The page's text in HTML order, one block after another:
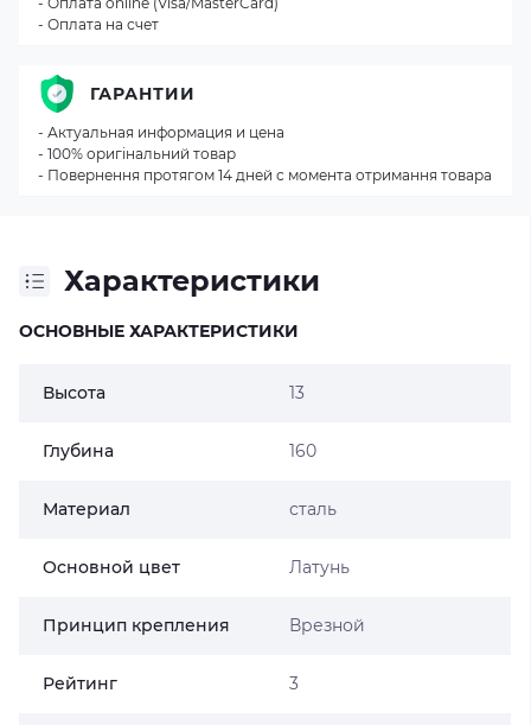
Характеристики
ОСНОВНЫЕ ХАРАКТЕРИСТИКИ
Высота 13
Глубина 160
Материал сталь
Основной цвет Латунь
Принцип крепления Врезной
Рейтинг 3
- Оплата на счет
ГАРАНТИИ
- Актуальная информация и цена
- 100% оригінальний товар
- Повернення протягом 14 дней с момента отримання товара